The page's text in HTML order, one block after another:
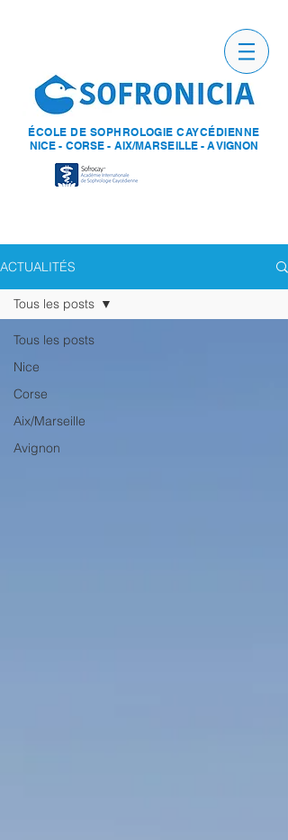
ÉCOLE DE SOPHROLOGIE CAYCÉDIENNE
NICE - CORSE - AIX/MARSEILLE - AVIGNON
ACTUALITÉS
Tous les posts
Nice
Corse
Aix/Marseille
Avignon
Tous les posts